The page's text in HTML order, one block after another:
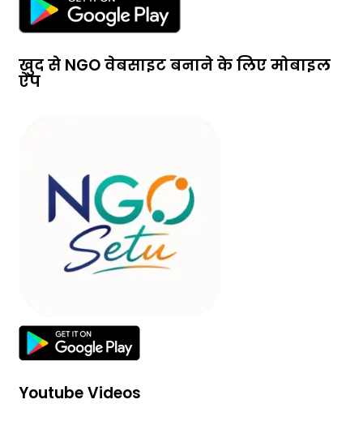
खुद से NGO वेबसाइट बनाने के लिए मोबाइल
ऐप
Youtube Videos